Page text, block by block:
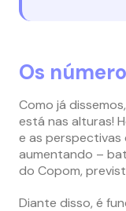
Os
Como já
está nas alturas!
e as perspectivas
aumentando –
do Copom,
Diante disso, é